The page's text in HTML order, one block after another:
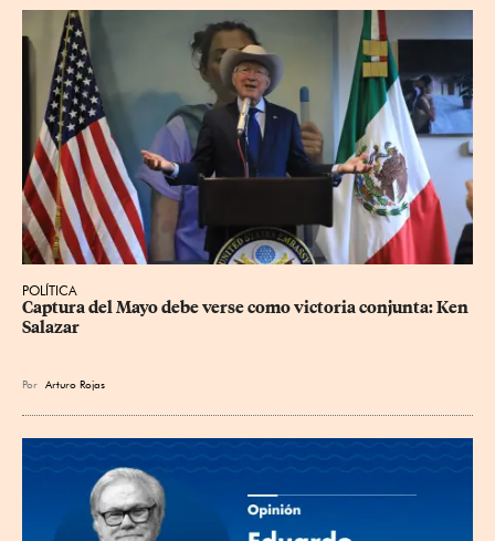
POLÍTICA
Captura del Mayo debe verse como victoria conjunta: Ken
Salazar
Por Arturo Rojas